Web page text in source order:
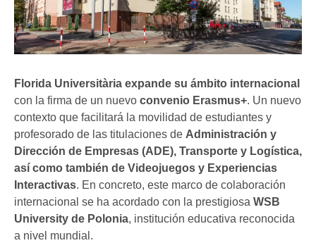
Florida Universitària expande su ámbito internacional
con la firma de un nuevo convenio Erasmus+. Un nuevo
contexto que facilitará la movilidad de estudiantes y
profesorado de las titulaciones de Administración y
Dirección de Empresas (ADE), Transporte y Logística,
así como también de Videojuegos y Experiencias
Interactivas. En concreto, este marco de colaboración
internacional se ha acordado con la prestigiosa WSB
University de Polonia, institución educativa reconocida
a nivel mundial.